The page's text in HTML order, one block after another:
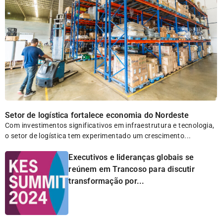
Setor de logística fortalece economia do Nordeste
Com investimentos significativos em infraestrutura e tecnologia,
o setor de logística tem experimentado um crescimento...
Executivos e lideranças globais se
reúnem em Trancoso para discutir
transformação por...